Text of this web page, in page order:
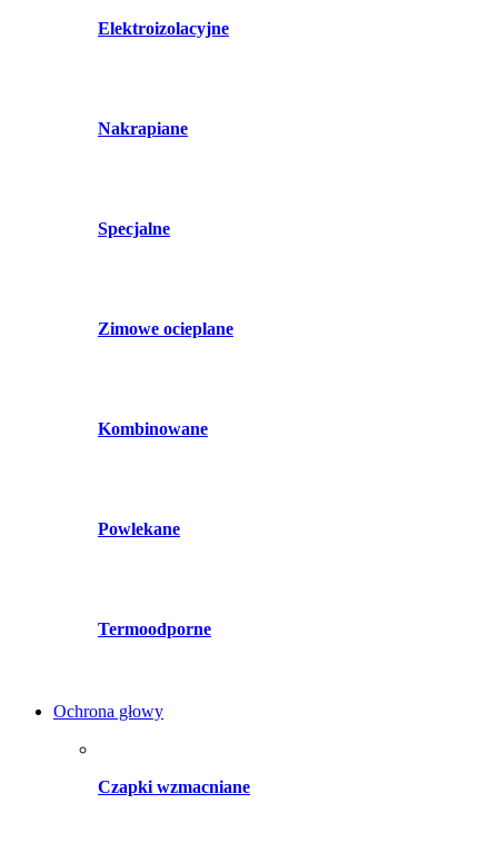
Elektroizolacyjne
Nakrapiane
Specjalne
Zimowe ocieplane
Kombinowane
Powlekane
Termoodporne
Ochrona głowy
Czapki wzmacniane